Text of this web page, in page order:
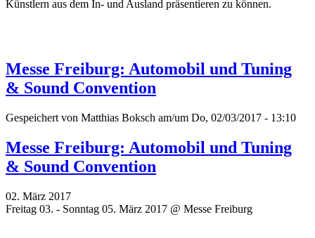
Künstlern aus dem In- und Ausland präsentieren zu können.
Messe Freiburg: Automobil und Tuning
& Sound Convention
Gespeichert von Matthias Boksch am/um Do, 02/03/2017 - 13:10
Messe Freiburg: Automobil und Tuning
& Sound Convention
02. März 2017
Freitag 03. - Sonntag 05. März 2017 @ Messe Freiburg